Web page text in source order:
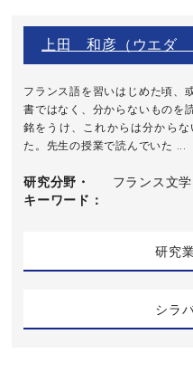
上田 和彦（ウエダ
フランス語を習いはじめた頃、
書ではなく、分からないものを
銘をうけ、これからは分から
た。先生の授業で読んでいた ...
研究分野・
キーワード
フランス文
研究
シラ